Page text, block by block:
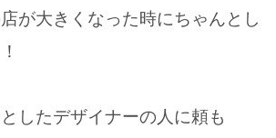
店が大きくなった時にちゃんとし
したデザイナーの人に頼も